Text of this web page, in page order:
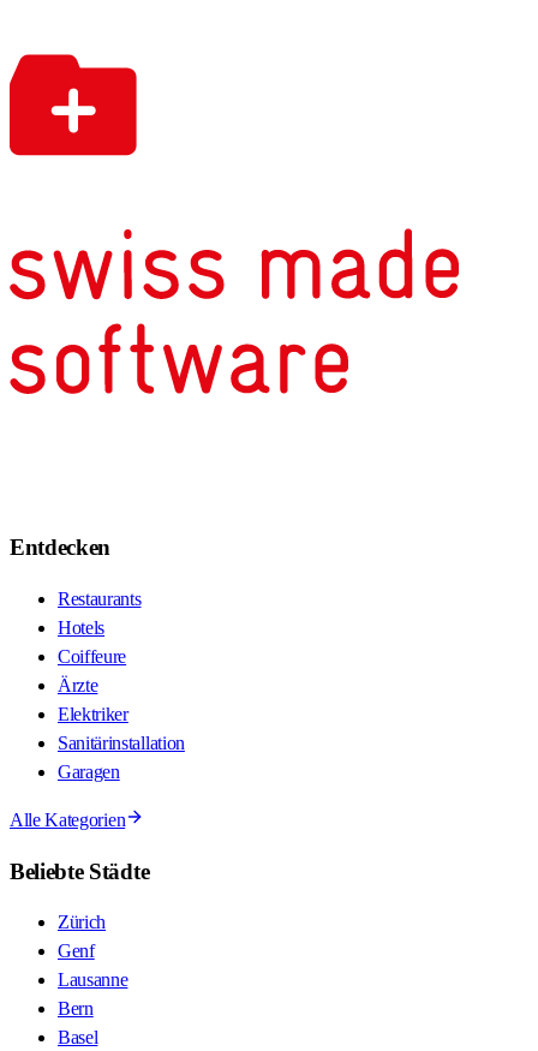
Entdecken
Restaurants
Hotels
Coiffeure
Ärzte
Elektriker
Sanitärinstallation
Garagen
Alle Kategorien
Beliebte Städte
Zürich
Genf
Lausanne
Bern
Basel